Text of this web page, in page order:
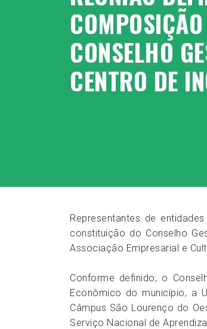
CONSELHO
CENTRO DE
Representantes de
constituição do Conselho
Associação Empresarial e
Conforme definido, o
Econômico do município, a
Câmpus São Lourenço do
Serviço Nacional de